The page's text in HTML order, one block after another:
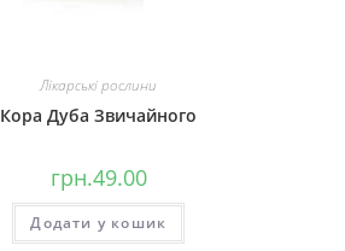
Лікарські рослини
Кора Дуба Звичайного
грн.49.00
Додати у кошик